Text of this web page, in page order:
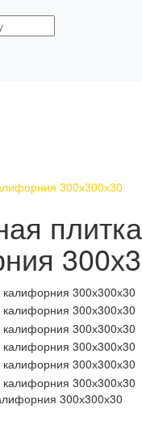
300х300х30
плитка
300х300х30